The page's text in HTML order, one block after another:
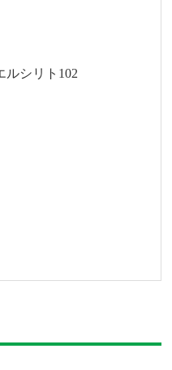
ルシリト102